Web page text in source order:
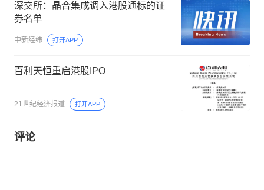
深交所：晶合集成调入港股通标的证
券名单
中新经纬 打开APP
百利天恒重启港股IPO
21世纪经济报道 打开APP
评论